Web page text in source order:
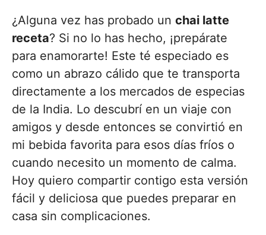
¿Alguna vez has probado un chai latte
receta? Si no lo has hecho, ¡prepárate
para enamorarte! Este té especiado es
como un abrazo cálido que te transporta
directamente a los mercados de especias
de la India. Lo descubrí en un viaje con
amigos y desde entonces se convirtió en
mi bebida favorita para esos días fríos o
cuando necesito un momento de calma.
Hoy quiero compartir contigo esta versión
fácil y deliciosa que puedes preparar en
casa sin complicaciones.